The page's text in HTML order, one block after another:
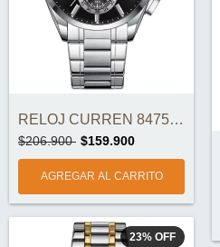
RELOJ CURREN 8475-1 ORIGINAL
$206.900 $159.900
23% OFF